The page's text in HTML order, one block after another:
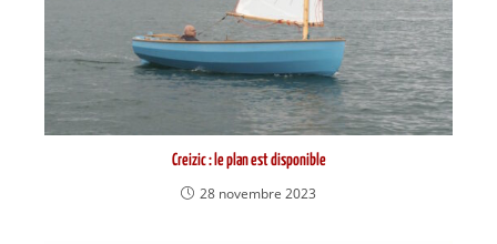
Creizic : le plan est disponible
28 novembre 2023